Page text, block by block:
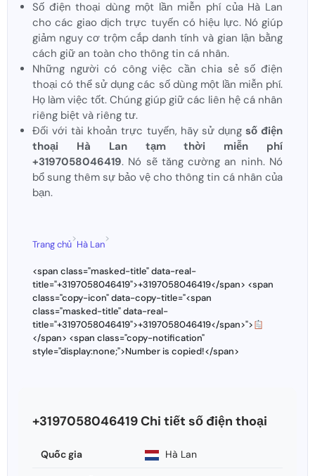
Số điện thoại dùng một lần miễn phí của Hà Lan
cho các giao dịch trực tuyến có hiệu lực. Nó giúp
giảm nguy cơ trộm cắp danh tính và gian lận bằng
cách giữ an toàn cho thông tin cá nhân.
Những người có công việc cần chia sẻ số điện
thoại có thể sử dụng các số dùng một lần miễn phí.
Họ làm việc tốt. Chúng giúp giữ các liên hệ cá nhân
riêng biệt và riêng tư.
Đối với tài khoản trực tuyến, hãy sử dụng số điện
thoại Hà Lan tạm thời miễn phí
+3197058046419. Nó sẽ tăng cường an ninh. Nó
bổ sung thêm sự bảo vệ cho thông tin cá nhân của
bạn.
Trang chủ
>
Hà Lan
>
<span class="masked-title" data-real-
title="+3197058046419">+3197058046419</span> <span
class="copy-icon" data-copy-title="<span
class="masked-title" data-real-
title="+3197058046419">+3197058046419</span>">
</span> <span class="copy-notification"
style="display:none;">Number is copied!</span>
+3197058046419 Chi tiết số điện thoại
Quốc gia Hà Lan